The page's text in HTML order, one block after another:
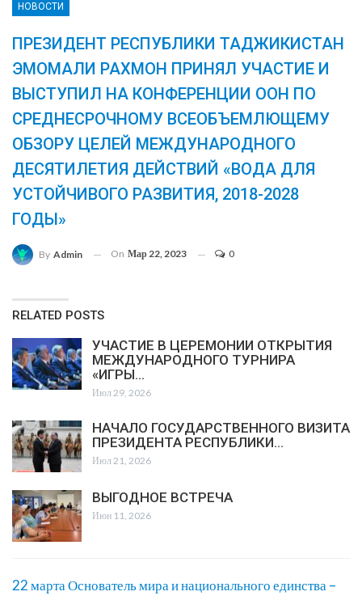
НОВОСТИ
ПРЕЗИДЕНТ РЕСПУБЛИКИ ТАДЖИКИСТАН
ЭМОМАЛИ РАХМОН ПРИНЯЛ УЧАСТИЕ И
ВЫСТУПИЛ НА КОНФЕРЕНЦИИ ООН ПО
СРЕДНЕСРОЧНОМУ ВСЕОБЪЕМЛЮЩЕМУ
ОБЗОРУ ЦЕЛЕЙ МЕЖДУНАРОДНОГО
ДЕСЯТИЛЕТИЯ ДЕЙСТВИЙ «ВОДА ДЛЯ
УСТОЙЧИВОГО РАЗВИТИЯ, 2018-2028
ГОДЫ»
By Admin On Мар 22, 2023 0
RELATED POSTS
УЧАСТИЕ В ЦЕРЕМОНИИ ОТКРЫТИЯ
МЕЖДУНАРОДНОГО ТУРНИРА
«ИГРЫ…
Июл 29, 2026
НАЧАЛО ГОСУДАРСТВЕННОГО ВИЗИТА
ПРЕЗИДЕНТА РЕСПУБЛИКИ…
Июл 21, 2026
ВЫГОДНОЕ ВСТРЕЧА
Июн 11, 2026
22 марта Основатель мира и национального единства –